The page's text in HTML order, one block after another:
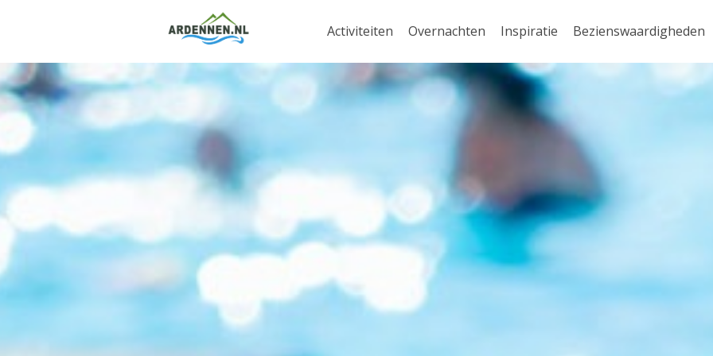
Activiteiten Overnachten Inspiratie Bezienswaardigheden